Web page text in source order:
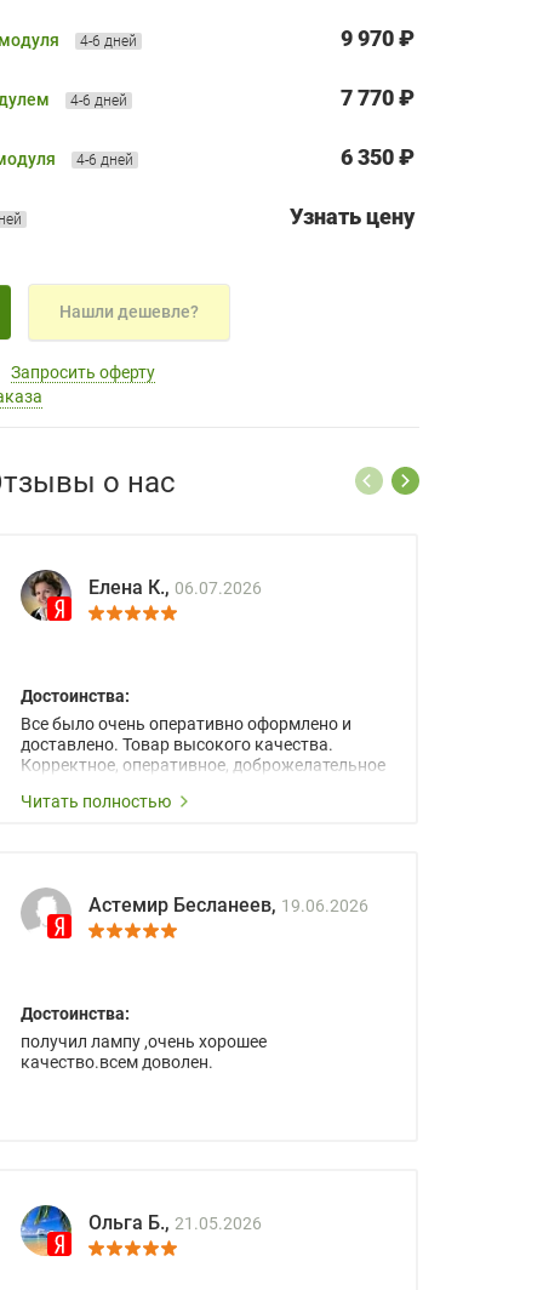
4-6 дней 9 970 ₽
4-6 дней 7 770 ₽
4-6 дней 6 350 ₽
Узнать цену
Нашли дешевле?
Запросить оферту
о нас
Елена К., 06.07.2026
Достоинства:
Все было очень оперативно оформлено и
доставлено. Товар высокого качества.
Корректное, оперативное, доброжелательное
Читать полностью
Астемир Бесланеев, 19.06.2026
Достоинства:
получил лампу ,очень хорошее
качество.всем доволен.
Ольга Б., 21.05.2026